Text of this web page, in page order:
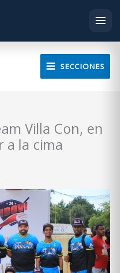
SECCIONES
Villa Con, en
a la cima